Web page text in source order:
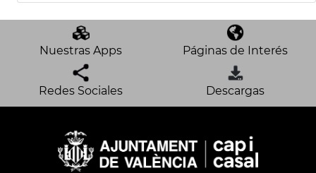
Nuestras Apps Páginas de Interés
Redes Sociales Descargas